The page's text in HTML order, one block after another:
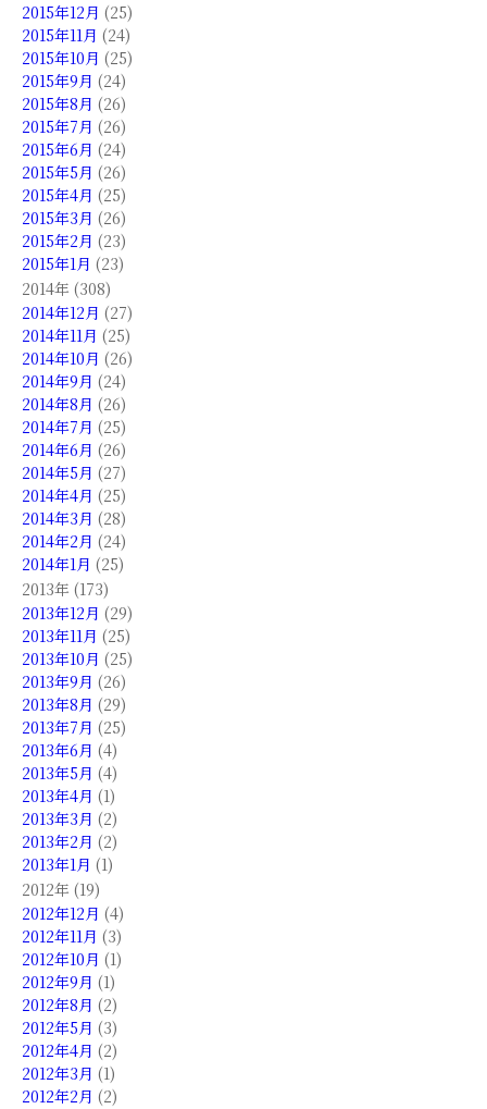
2015年12月 (25)
2015年11月 (24)
2015年10月 (25)
2015年9月 (24)
2015年8月 (26)
2015年7月 (26)
2015年6月 (24)
2015年5月 (26)
2015年4月 (25)
2015年3月 (26)
2015年2月 (23)
2015年1月 (23)
2014年 (308)
2014年12月 (27)
2014年11月 (25)
2014年10月 (26)
2014年9月 (24)
2014年8月 (26)
2014年7月 (25)
2014年6月 (26)
2014年5月 (27)
2014年4月 (25)
2014年3月 (28)
2014年2月 (24)
2014年1月 (25)
2013年 (173)
2013年12月 (29)
2013年11月 (25)
2013年10月 (25)
2013年9月 (26)
2013年8月 (29)
2013年7月 (25)
2013年6月 (4)
2013年5月 (4)
2013年4月 (1)
2013年3月 (2)
2013年2月 (2)
2013年1月 (1)
2012年 (19)
2012年12月 (4)
2012年11月 (3)
2012年10月 (1)
2012年9月 (1)
2012年8月 (2)
2012年5月 (3)
2012年4月 (2)
2012年3月 (1)
2012年2月 (2)